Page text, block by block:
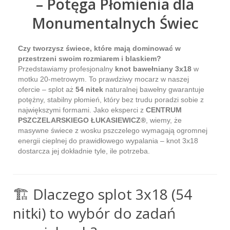
– Potęga Płomienia dla
Monumentalnych Świec
Czy tworzysz świece, które mają dominować w
przestrzeni swoim rozmiarem i blaskiem?
Przedstawiamy profesjonalny knot bawełniany 3x18 w
motku 20-metrowym. To prawdziwy mocarz w naszej
ofercie – splot aż 54 nitek naturalnej bawełny gwarantuje
potężny, stabilny płomień, który bez trudu poradzi sobie z
największymi formami. Jako eksperci z CENTRUM
PSZCZELARSKIEGO ŁUKASIEWICZ® , wiemy, że
masywne świece z wosku pszczelego wymagają ogromnej
energii cieplnej do prawidłowego wypalania – knot 3x18
dostarcza jej dokładnie tyle, ile potrzeba.
🏗️ Dlaczego splot 3x18 (54
nitki) to wybór do zadań